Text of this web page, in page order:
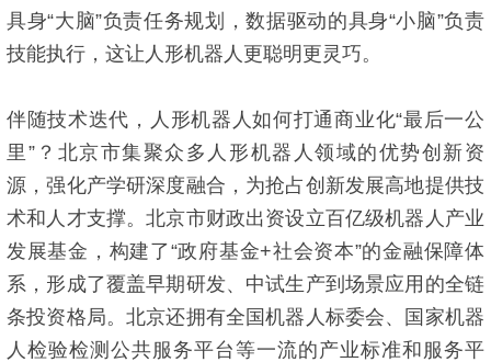
具身“大脑”负责任务规划，数据驱动的具身“小脑”负责
技能执行，这让人形机器人更聪明更灵巧。
伴随技术迭代，人形机器人如何打通商业化“最后一公
里”？北京市集聚众多人形机器人领域的优势创新资
源，强化产学研深度融合，为抢占创新发展高地提供技
术和人才支撑。北京市财政出资设立百亿级机器人产业
发展基金，构建了“政府基金+社会资本”的金融保障体
系，形成了覆盖早期研发、中试生产到场景应用的全链
条投资格局。北京还拥有全国机器人标委会、国家机器
人检验检测公共服务平台等一流的产业标准和服务平